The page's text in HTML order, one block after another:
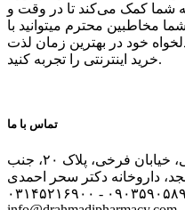
شما کمک می‌کند تا در وقت و
مخاطبین محترم میتوانید با
خود در بهترین زمان لذت
خرید اینترنتی را تجربه کنید.
تماس با ما
شاهین شهر، انتهای خیایان نظامی، خیابان فرخی، پلاک ۲۰، جنب
داروخانه دکتر سحر احمدی
۰۳- ۰۹۱۳۲۰۵۶۲۲۳